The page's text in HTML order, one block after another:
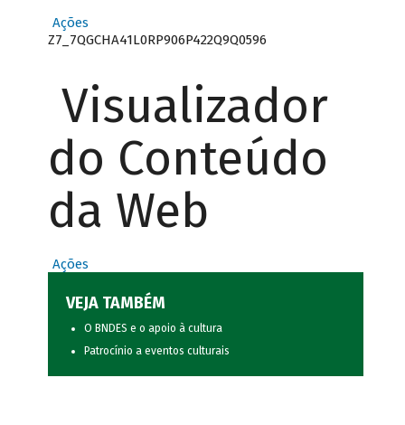
Ações
Z7_7QGCHA41L0RP906P422Q9Q0596
Visualizador
do Conteúdo
da Web
Ações
VEJA TAMBÉM
O BNDES e o apoio à cultura
Patrocínio a eventos culturais